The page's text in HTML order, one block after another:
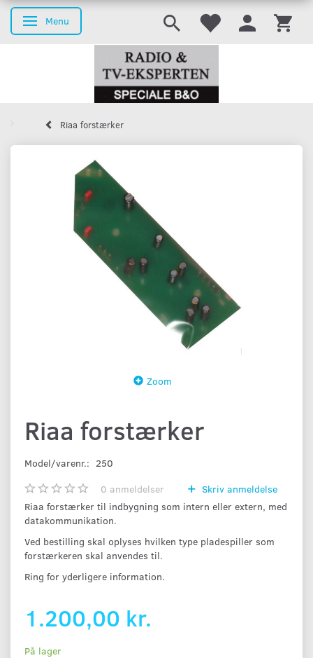
Skifte navigation
Menu
Riaa forstærker
Zoom
Riaa forstærker
Model/varenr.: 250
0 anmeldelser
Skriv anmeldelse
Riaa forstærker til indbygning som intern eller extern, med
datakommunikation.
Ved bestilling skal oplyses hvilken type pladespiller som
forstærkeren skal anvendes til.
Ring for yderligere information.
1.200,00 kr.
På lager